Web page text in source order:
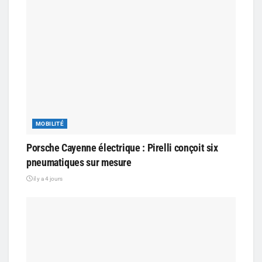
MOBILITÉ
Porsche Cayenne électrique : Pirelli conçoit six
pneumatiques sur mesure
il y a 4 jours